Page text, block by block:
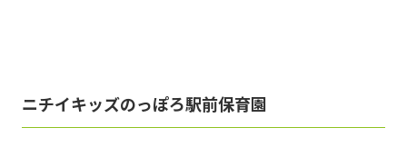
各種書類
ニチイキッズのっぽろ駅前保育園